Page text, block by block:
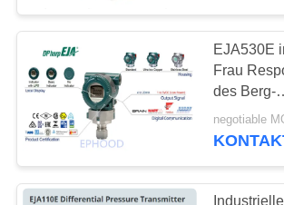
Digital-Ventil-
Stellwerk
EJA530E
Frau
des Berg-
negotiable